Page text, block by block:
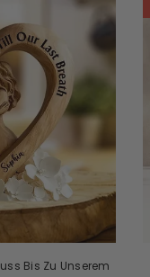
Bis Zu Unserem